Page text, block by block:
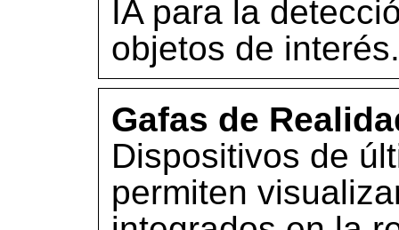
IA para la
objetos de interés.
Gafas de
Dispositivos de
permiten